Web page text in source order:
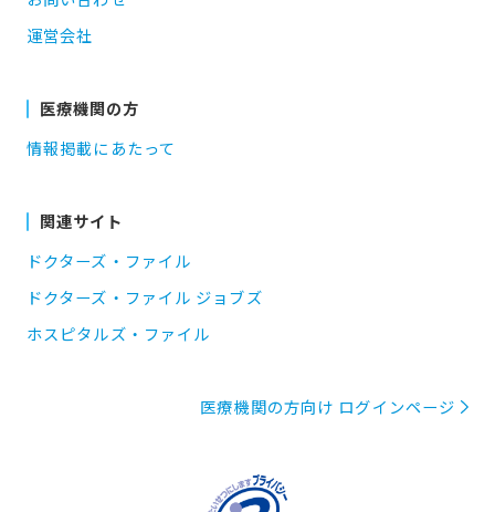
運営会社
医療機関の方
情報掲載にあたって
関連サイト
ドクターズ・ファイル
ドクターズ・ファイル ジョブズ
ホスピタルズ・ファイル
医療機関の方向け ログインページ